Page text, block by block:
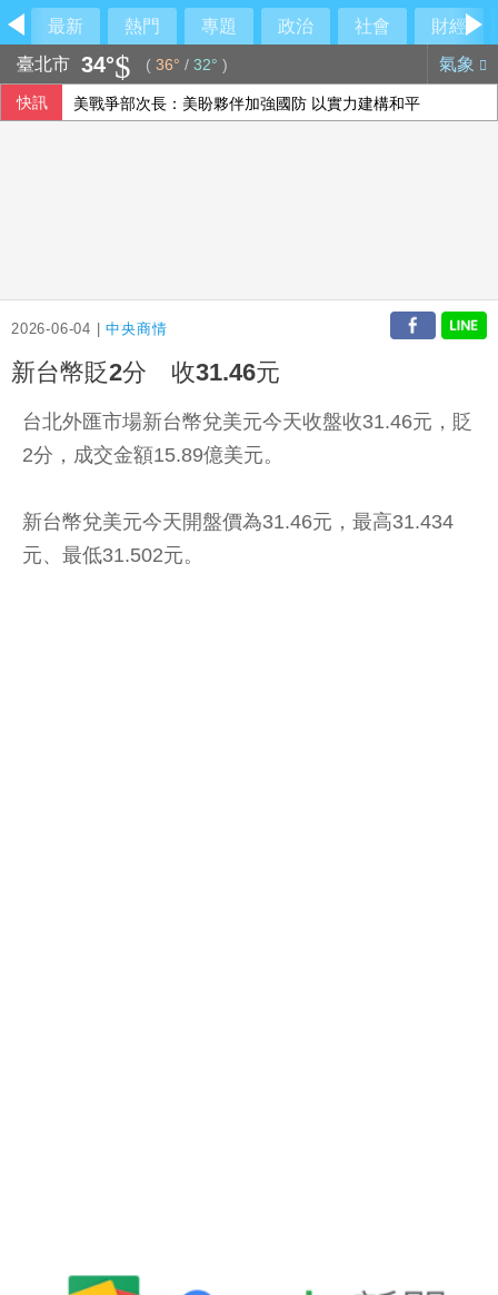
最新 熱門 專題 政治 社會
財經
臺北市 34° ( 36° / 32° ) 氣象
快訊 美戰爭部次長：美盼夥伴加強國防 以實力建構和平
2026-06-04 |中央商情
新台幣貶2分 收31.46元
台北外匯市場新台幣兌美元今天收盤收31.46元，貶
2分，成交金額15.89億美元。
新台幣兌美元今天開盤價為31.46元，最高31.434
元、最低31.502元。